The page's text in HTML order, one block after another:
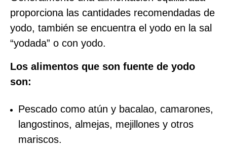
proporciona las cantidades recomendadas de
yodo, también se encuentra el yodo en la sal
“yodada” o con yodo.
Los alimentos que son fuente de yodo
son:
Pescado como atún y bacalao, camarones,
langostinos, almejas, mejillones y otros
mariscos.